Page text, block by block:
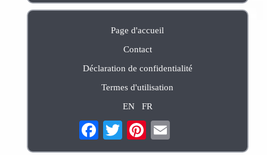
Page d'accueil
Contact
Déclaration de confidentialité
Termes d'utilisation
EN
FR